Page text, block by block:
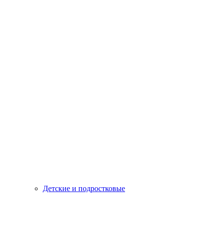
Детские и подростковые